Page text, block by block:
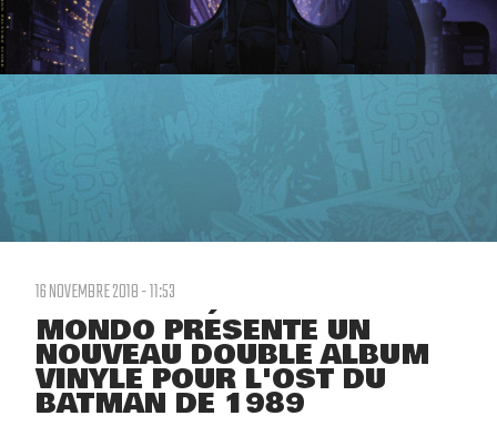
16 NOVEMBRE 2018 - 11:53
MONDO PRÉSENTE UN
NOUVEAU DOUBLE ALBUM
VINYLE POUR L'OST DU
BATMAN DE 1989